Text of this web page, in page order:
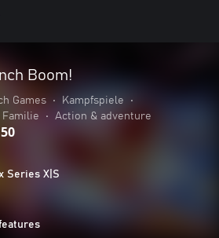
Boom!
Games • Kampfspiele
•
Familie
• Action & adventure
Series X|S